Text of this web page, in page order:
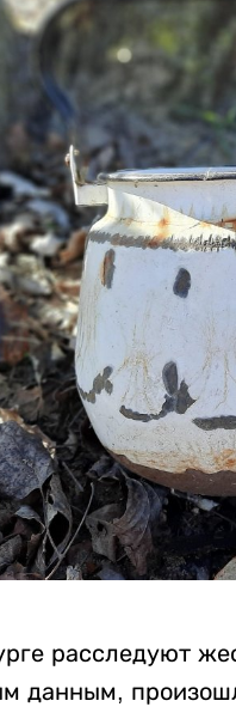
расследуют
данным,